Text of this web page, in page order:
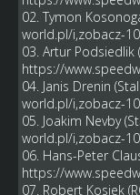
02. Tymon
world.pl/i,zobacz-
03. Artur Podsiedlik
https://
04. Janis Drenin
world.pl/i,zobacz-
05. Joakim Nevby
world.pl/i,zobacz-
06. Hans-Peter
https://
07. Robert Kosiek